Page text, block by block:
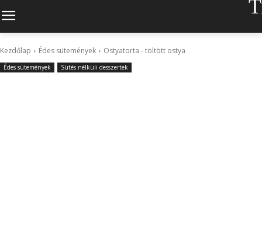
Kezdőlap Édes sütemények Ostyatorta - töltött ostya
Édes sütemények Sütés nélküli desszertek